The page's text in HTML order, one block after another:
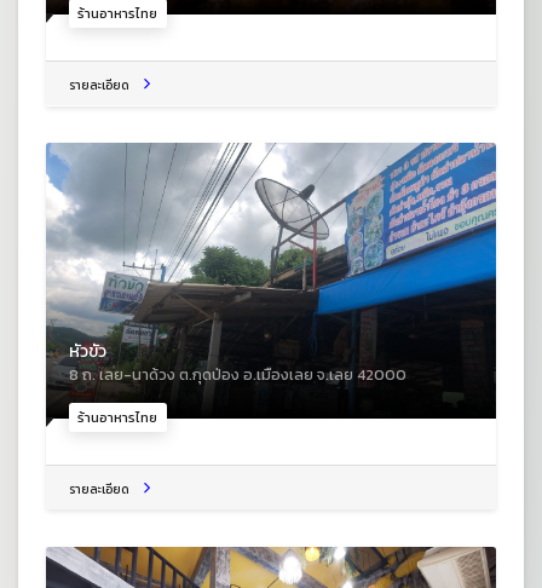
ร้านอาหารไทย
รายละเอียด
ร้านอาหารไทย
หัวขัว
8 ถ. เลย-นาด้วง ต.กุดป่อง อ.เมืองเลย จ.เลย 42000
รายละเอียด